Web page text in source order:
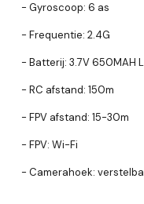
- Gyroscoop: 6 as
- Frequentie: 2.4G
- Batterij: 3.7V 650MAH
- RC afstand: 150m
- FPV afstand: 15-30m
- FPV: Wi-Fi
- Camerahoek: